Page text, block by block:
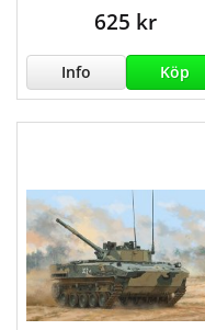
625 kr
Info Köp